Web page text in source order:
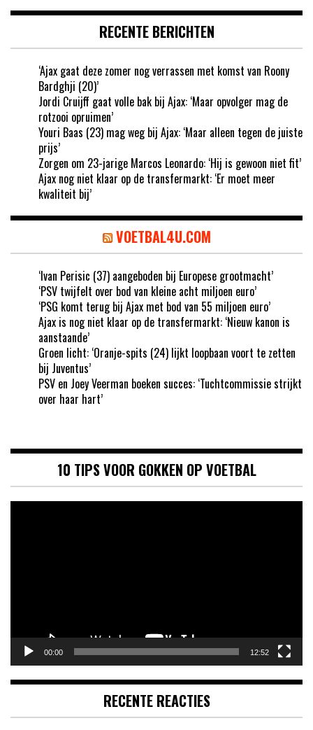
RECENTE BERICHTEN
‘Ajax gaat deze zomer nog verrassen met komst van Roony
Bardghji (20)’
Jordi Cruijff gaat volle bak bij Ajax: ‘Maar opvolger mag de
rotzooi opruimen’
Youri Baas (23) mag weg bij Ajax: ‘Maar alleen tegen de juiste
prijs’
Zorgen om 23-jarige Marcos Leonardo: ‘Hij is gewoon niet fit’
Ajax nog niet klaar op de transfermarkt: ‘Er moet meer
kwaliteit bij’
VOETBAL4U.COM
‘Ivan Perisic (37) aangeboden bij Europese grootmacht’
‘PSV twijfelt over bod van kleine acht miljoen euro’
‘PSG komt terug bij Ajax met bod van 55 miljoen euro’
Ajax is nog niet klaar op de transfermarkt: ‘Nieuw kanon is
aanstaande’
Groen licht: ‘Oranje-spits (24) lijkt loopbaan voort te zetten
bij Juventus’
PSV en Joey Veerman boeken succes: ‘Tuchtcommissie strijkt
over haar hart’
10 TIPS VOOR GOKKEN OP VOETBAL
00:00 12:52
RECENTE REACTIES